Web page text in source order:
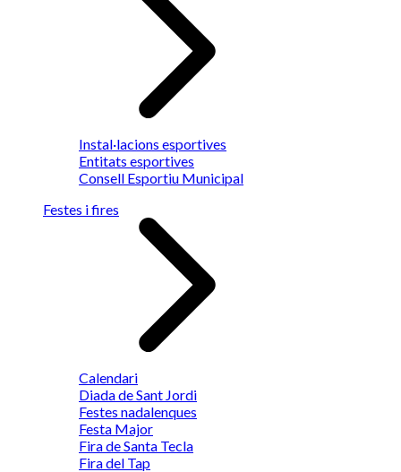
Instal·lacions esportives
Entitats esportives
Consell Esportiu Municipal
Festes i fires
Calendari
Diada de Sant Jordi
Festes nadalenques
Festa Major
Fira de Santa Tecla
Fira del Tap